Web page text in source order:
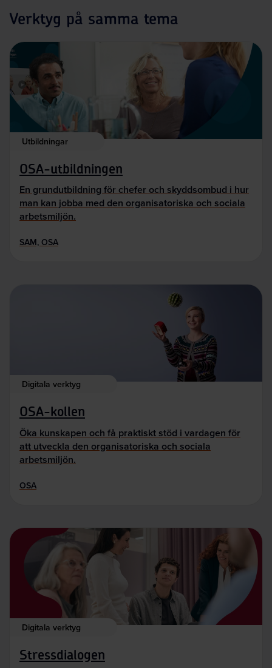
Verktyg på samma tema
Utbildningar
OSA-utbildningen
En grundutbildning för chefer och skyddsombud i hur
man kan jobba med den organisatoriska och sociala
arbetsmiljön.
SAM, OSA
Digitala verktyg
OSA-kollen
Öka kunskapen och få praktiskt stöd i vardagen för
att utveckla den organisatoriska och sociala
arbetsmiljön.
OSA
Digitala verktyg
Stressdialogen